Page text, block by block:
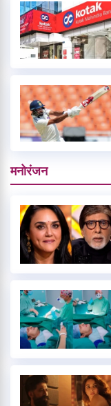
मनोरंजन